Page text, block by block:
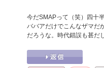
今だSMAPって（笑）四十
ババアだけでこんなザマだ
だろうな。時代錯誤も甚だ